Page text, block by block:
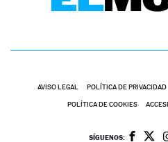
AVISO LEGAL POLÍTICA DE PRIVACIDAD
POLÍTICA DE COOKIES
SÍGUENOS: